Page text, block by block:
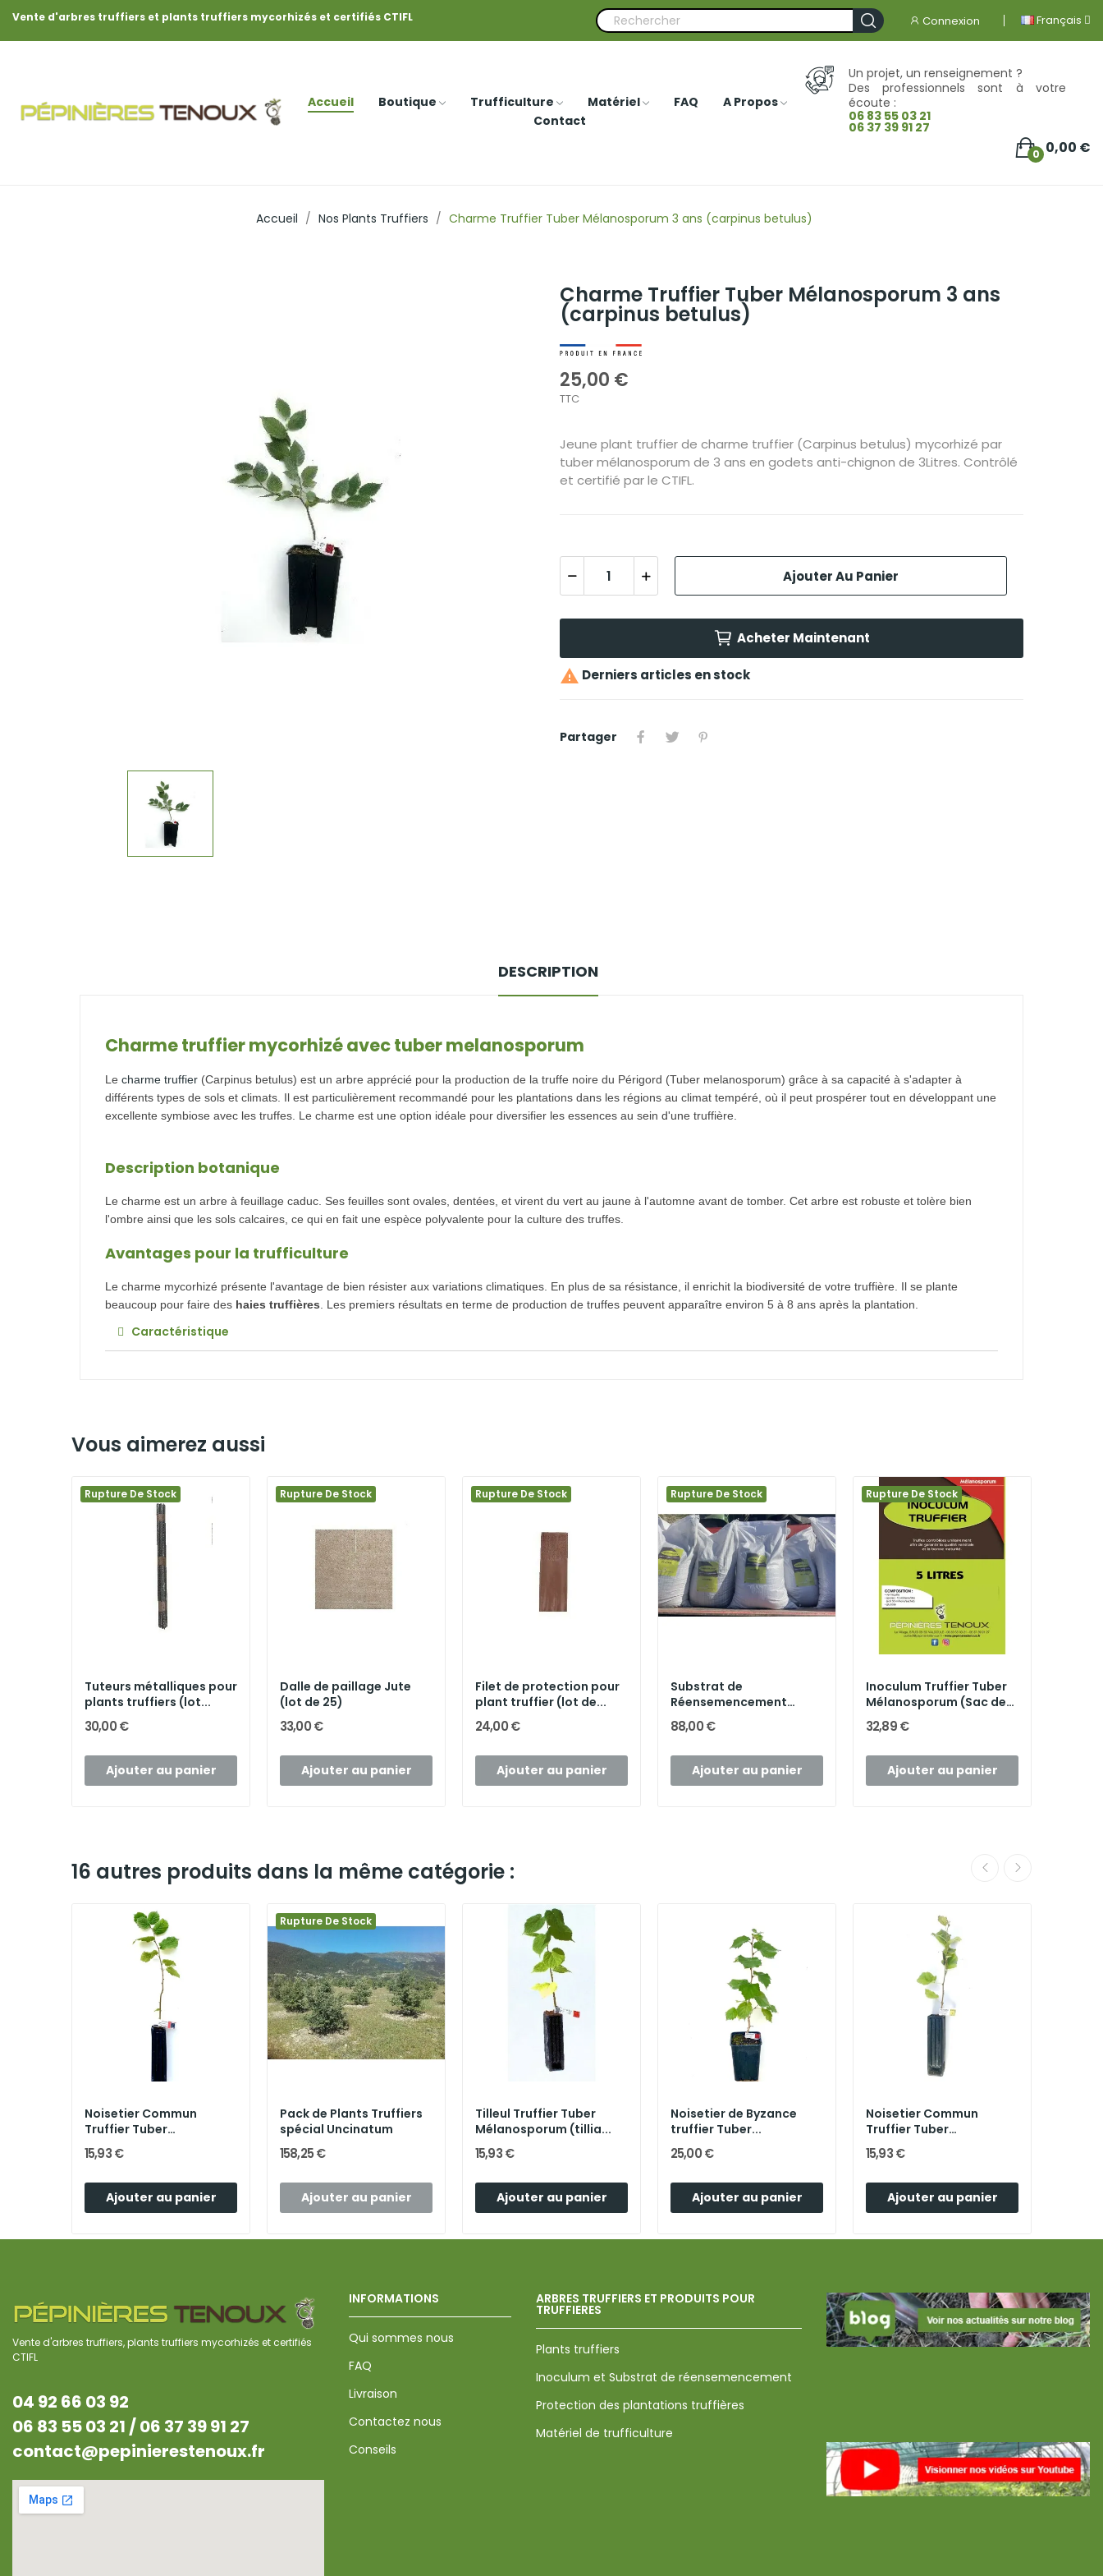
Vente d'arbres truffiers et plants truffiers mycorhizés et certifiés CTIFL Connexion Français
Accueil Boutique Trufficulture Matériel FAQ
A Propos
Contact
Un projet, un renseignement ?
Des professionnels sont à votre
écoute :
06 83 55 03 21
06 37 39 91 27
0,00 €
0
Accueil Nos Plants Truffiers Charme Truffier Tuber Mélanosporum 3 ans (carpinus betulus)
Charme Truffier Tuber Mélanosporum 3 ans
(carpinus betulus)
25,00 €
TTC
Jeune plant truffier de charme truffier (Carpinus betulus) mycorhizé par
tuber mélanosporum de 3 ans en godets anti-chignon de 3Litres. Contrôlé
et certifié par le CTIFL.
Ajouter Au Panier
Acheter Maintenant
 Derniers articles en stock
Partager
DESCRIPTION
Charme truffier mycorhizé avec tuber melanosporum
Le charme truffier (Carpinus betulus) est un arbre apprécié pour la production de la truffe noire du Périgord (Tuber melanosporum) grâce à sa capacité à s'adapter à
différents types de sols et climats. Il est particulièrement recommandé pour les plantations dans les régions au climat tempéré, où il peut prospérer tout en développant une
excellente symbiose avec les truffes. Le charme est une option idéale pour diversifier les essences au sein d'une truffière.
Description botanique
Le charme est un arbre à feuillage caduc. Ses feuilles sont ovales, dentées, et virent du vert au jaune à l'automne avant de tomber. Cet arbre est robuste et tolère bien
l'ombre ainsi que les sols calcaires, ce qui en fait une espèce polyvalente pour la culture des truffes.
Avantages pour la trufficulture
Le charme mycorhizé présente l'avantage de bien résister aux variations climatiques. En plus de sa résistance, il enrichit la biodiversité de votre truffière. Il se plante
beaucoup pour faire des haies truffières Les premiers résultats en terme de production de truffes peuvent apparaître environ 5 à 8 ans après la plantation.
Caractéristique
Vous aimerez aussi
Rupture De Stock
Tuteurs métalliques pour
plants truffiers (lot...
30,00 €
Ajouter au panier
Rupture De Stock
Dalle de paillage Jute
(lot de 25)
33,00 €
Ajouter au panier
Rupture De Stock
Filet de protection pour
plant truffier (lot de...
24,00 €
Ajouter au panier
Rupture De Stock
Substrat de
Réensemencement
truffier...
88,00 €
Ajouter au panier
Rupture De Stock
Inoculum Truffier Tuber
Mélanosporum (Sac de
5...
32,89 €
Ajouter au panier
16 autres produits dans la même catégorie :
Noisetier Commun
Truffier Tuber
Mélanosporum...
15,93 €
Ajouter au panier
Rupture De Stock
Pack de Plants Truffiers
spécial Uncinatum
158,25 €
Ajouter au panier
Tilleul Truffier Tuber
Mélanosporum (tillia...
15,93 €
Ajouter au panier
Noisetier de Byzance
truffier Tuber...
25,00 €
Ajouter au panier
Noisetier Commun
Truffier Tuber
Uncinatum...
15,93 €
Ajouter au panier
Vente d'arbres truffiers, plants truffiers mycorhizés et certifiés
CTIFL
04 92 66 03 92
06 83 55 03 21 /06 37 39 91 27
contact@pepinierestenoux.fr
INFORMATIONS
Qui sommes nous
FAQ
Livraison
Contactez nous
Conseils
ARBRES TRUFFIERS ET PRODUITS POUR
TRUFFIERES
Plants truffiers
Inoculum et Substrat de réensemencement
Protection des plantations truffières
Matériel de trufficulture